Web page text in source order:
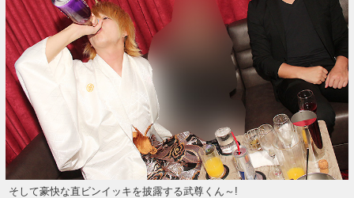
そして豪快な直ビンイッキを披露する武尊くん～!